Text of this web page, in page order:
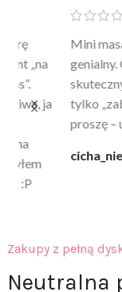
Mini masażer
genialny. Cichy,
skuteczny.
tylko „zabawka”,
proszę –
Zakupy z pełną
Neutralna